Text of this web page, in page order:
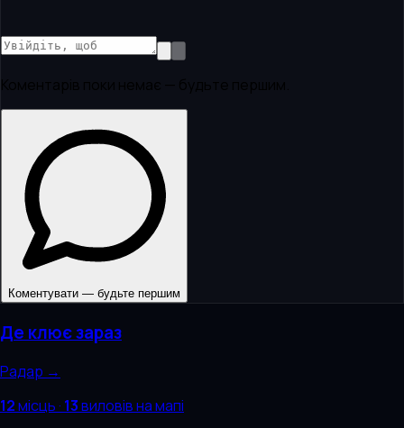
Коментувати — будьте першим
Де клює зараз
Радар →
12місць · 13виловівна мапі